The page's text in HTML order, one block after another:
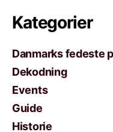
Kategorier
Danmarks fedeste
Dekodning
Events
Guide
Historie